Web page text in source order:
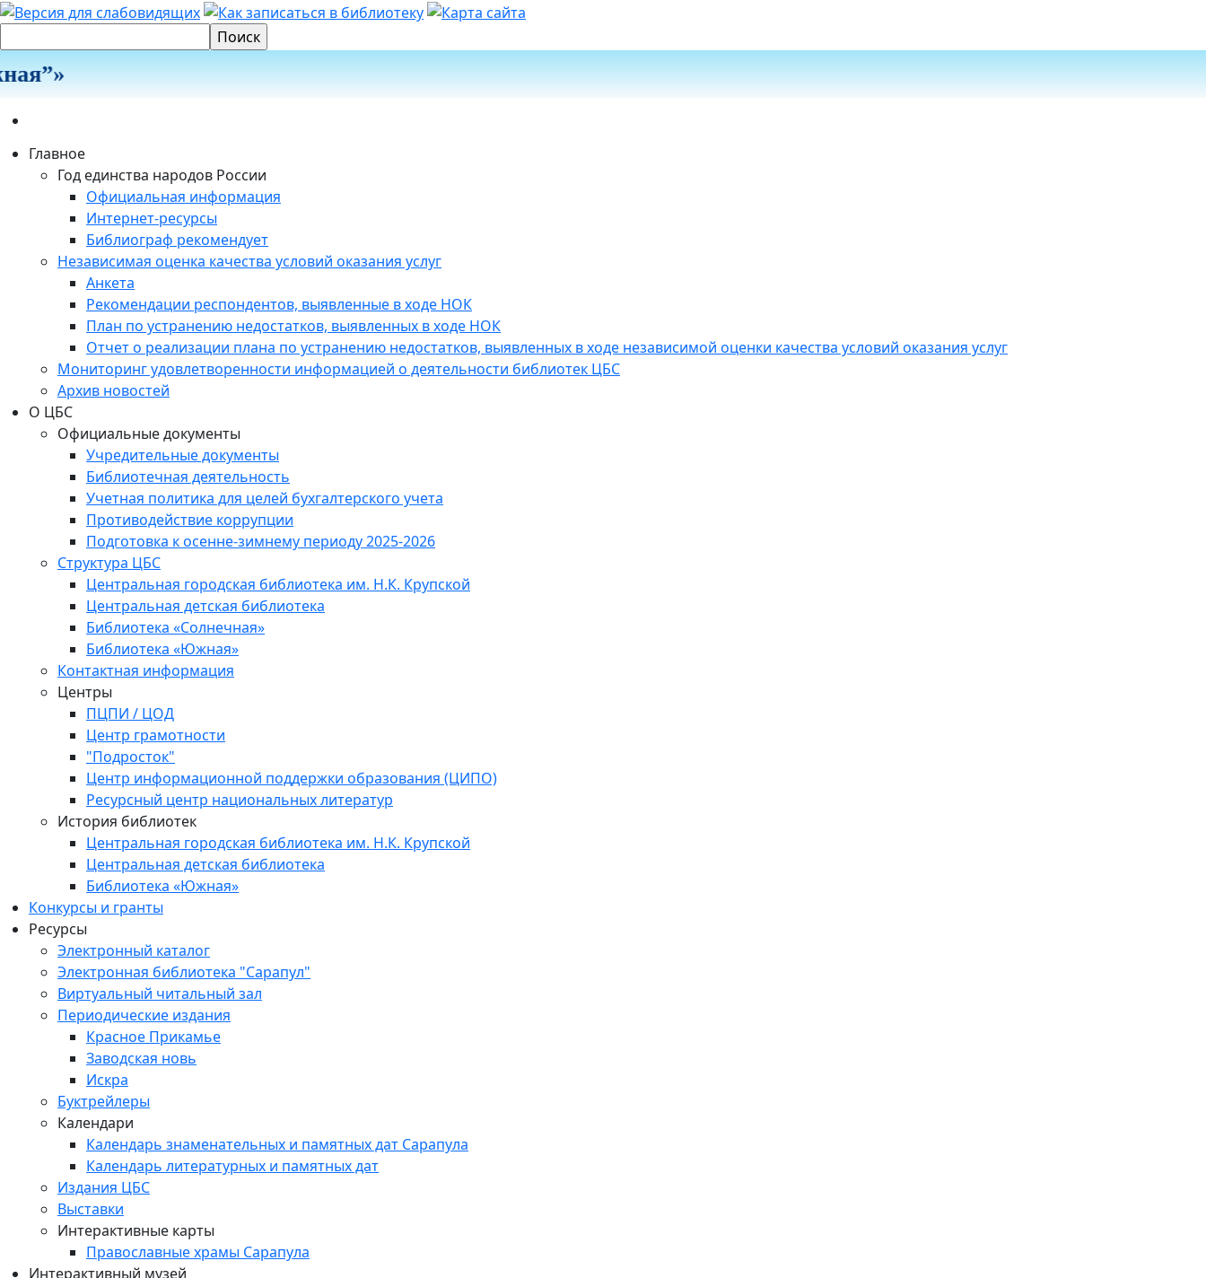
Главное
Год единства народов России
Официальная информация
Интернет-ресурсы
Библиограф рекомендует
Независимая оценка качества условий оказания услуг
Анкета
Рекомендации респондентов, выявленные в ходе НОК
План по устранению недостатков, выявленных в ходе НОК
Отчет о реализации плана по устранению недостатков, выявленных в ходе независимой оценки качества условий оказания услуг
Мониторинг удовлетворенности информацией о деятельности библиотек ЦБС
Архив новостей
О ЦБС
Официальные документы
Учредительные документы
Библиотечная деятельность
Учетная политика для целей бухгалтерского учета
Противодействие коррупции
Подготовка к осенне-зимнему периоду 2025-2026
Структура ЦБС
Центральная городская библиотека им. Н.К. Крупской
Центральная детская библиотека
Библиотека «Солнечная»
Библиотека «Южная»
Контактная информация
Центры
ПЦПИ / ЦОД
Центр грамотности
"Подросток"
Центр информационной поддержки образования (ЦИПО)
Ресурсный центр национальных литератур
История библиотек
Центральная городская библиотека им. Н.К. Крупской
Центральная детская библиотека
Библиотека «Южная»
Конкурсы и гранты
Ресурсы
Электронный каталог
Электронная библиотека "Сарапул"
Виртуальный читальный зал
Периодические издания
Красное Прикамье
Заводская новь
Искра
Буктрейлеры
Календари
Календарь знаменательных и памятных дат Сарапула
Календарь литературных и памятных дат
Издания ЦБС
Выставки
Интерактивные карты
Православные храмы Сарапула
Интерактивный музей